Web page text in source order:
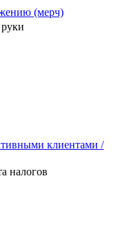
(мерч)
клиентами /
налогов